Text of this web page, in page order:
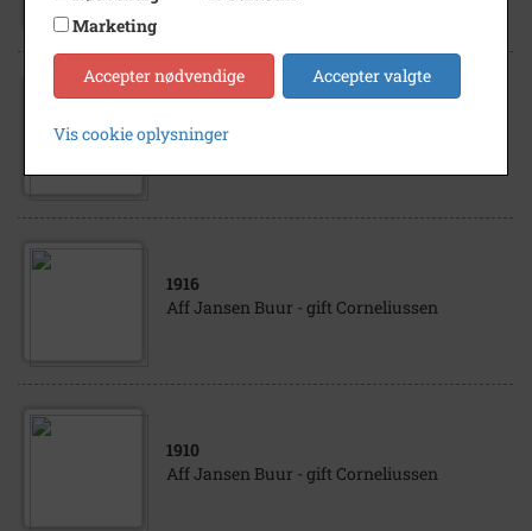
Aff Jansen Buur - gift Corneliussen
1916
Aff Jansen Buur - gift Corneliussen
1910
Aff Jansen Buur - gift Corneliussen
Marketing
Accepter nødvendige Accepter valgte
Vis cookie oplysninger